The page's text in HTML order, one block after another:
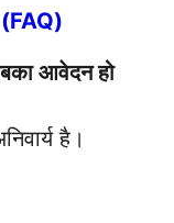
आवेदन हो
है।